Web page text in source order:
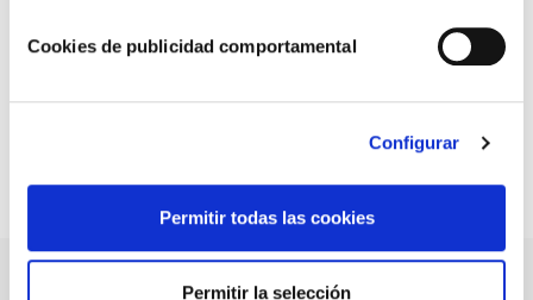
Cookies de publicidad comportamental
Configurar
Permitir todas las cookies
Permitir la selección
Las mejores patatas deluxe